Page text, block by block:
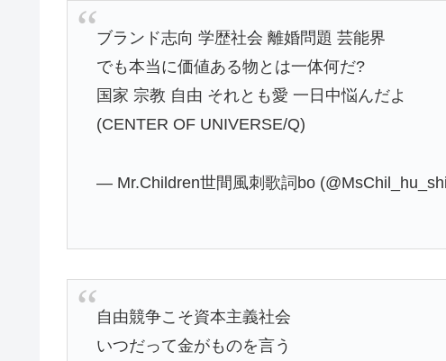
ブランド志向 学歴社会 離婚問題 芸能界
でも本当に価値ある物とは一体何だ?
国家 宗教 自由 それとも愛 一日中悩んだよ
(CENTER OF UNIVERSE/Q)
— Mr.Children世間風刺歌詞bo
自由競争こそ資本主義社会
いつだって金がものを言う